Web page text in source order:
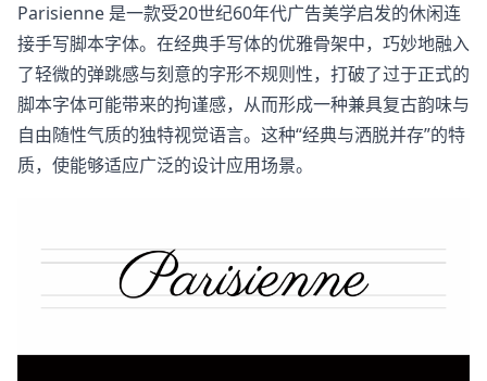
Parisienne​ 是一款受20世纪60年代广告美学启发的休闲连
接手写脚本字体。在经典手写体的优雅骨架中，巧妙地融入
了轻微的弹跳感与刻意的字形不规则性，打破了过于正式的
脚本字体可能带来的拘谨感，从而形成一种兼具复古韵味与
自由随性气质的独特视觉语言。这种“经典与洒脱并存”的特
质，使能够适应广泛的设计应用场景。